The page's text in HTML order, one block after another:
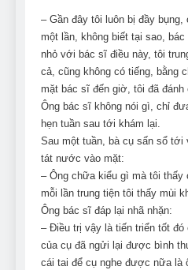
– Gần đây tôi luôn bị đầy
một lần, không biết tại sao,
nhỏ với bác sĩ điều này, tôi
cả, cũng không có tiếng, bằng
mặt bác sĩ đến giờ, tôi đã đánh
Ông bác sĩ không nói gì, chỉ
hẹn tuần sau tới khám lại.
Sau một tuần, bà cụ sấn sổ tới
tát nước vào mặt:
– Ông chữa kiểu gì mà tôi thấy
mỗi lần trung tiện tôi thấy mùi
Ông bác sĩ đáp lại nhã nhặn:
– Điều trị vậy là tiến triển tốt đó
của cụ đã ngửi lại được bình
cái tai để cụ nghe được nữa là